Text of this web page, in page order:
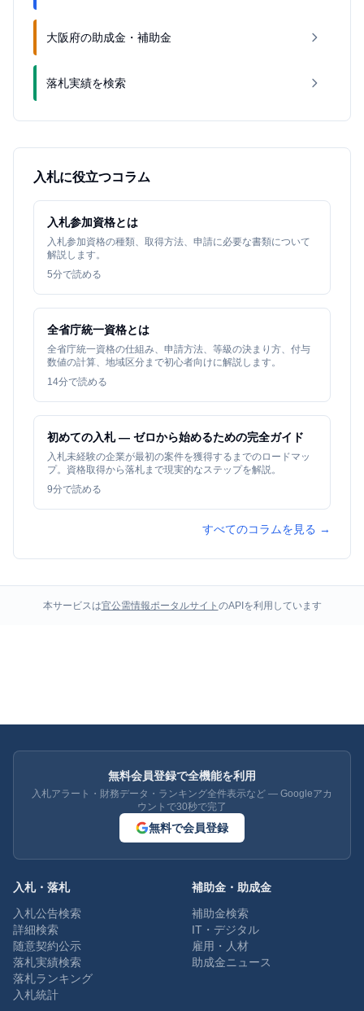
大阪府の助成金・補助金
落札実績を検索
入札に役立つコラム
入札参加資格とは
入札参加資格の種類、取得方法、申請に必要な書類について
解説します。
5分で読める
全省庁統一資格とは
全省庁統一資格の仕組み、申請方法、等級の決まり方、付与
数値の計算、地域区分まで初心者向けに解説します。
14分で読める
初めての入札 — ゼロから始めるための完全ガイド
入札未経験の企業が最初の案件を獲得するまでのロードマッ
プ。資格取得から落札まで現実的なステップを解説。
9分で読める
すべてのコラムを見る →
本サービスは官公需情報ポータルサイト のAPIを利用しています
無料会員登録で全機能を利用
入札アラート・財務データ・ランキング全件表示など — Googleアカ
ウントで30秒で完了
無料で会員登録
入札・落札
入札公告検索
詳細検索
随意契約公示
落札実績検索
落札ランキング
入札統計
補助金・助成金
補助金検索
IT・デジタル
雇用・人材
助成金ニュース